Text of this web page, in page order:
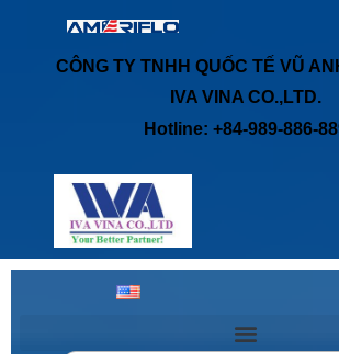
CÔNG TY TNHH QUỐC TẾ VŨ
IVA VINA CO.,LTD.
Hotline: +84-989-886-